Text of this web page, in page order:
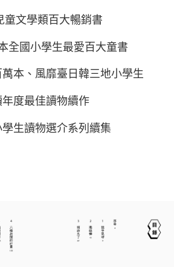
文學類百大暢銷書
全國小學生最愛百大童書
本、風靡臺日韓三地小學生
度最佳讀物續作
生讀物選介系列續集